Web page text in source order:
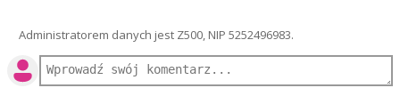
Administratorem danych jest Z500, NIP 5252496983.